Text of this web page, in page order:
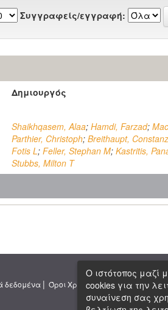
Συγγραφείς/εγγραφή:
Δημιουργός
Shaikhqasem, Alaa; Hamdi, Farzad;
Parthier, Christoph; Breithaupt,
Fotis L; Feller, Stephan M; Kastritis,
Stubbs, Milton T
δεδομένα | Όροι Χρήσης | Πνευματική
Ο ιστότοπος μαζί
cookies για την
συναίνεση σας